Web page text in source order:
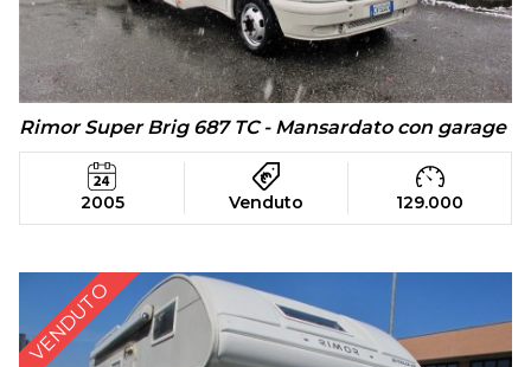
Rimor Super Brig 687 TC - Mansardato con garage
2005 Venduto 129.000
VENDUTO